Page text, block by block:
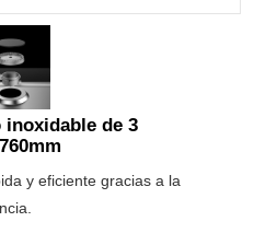
inoxidable de 3
y eficiente gracias a la